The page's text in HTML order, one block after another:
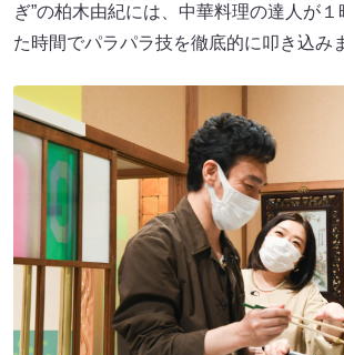
ぎ”の柏木由紀には、中華料理の達人が
た時間でパラパラ技を徹底的に叩き込み